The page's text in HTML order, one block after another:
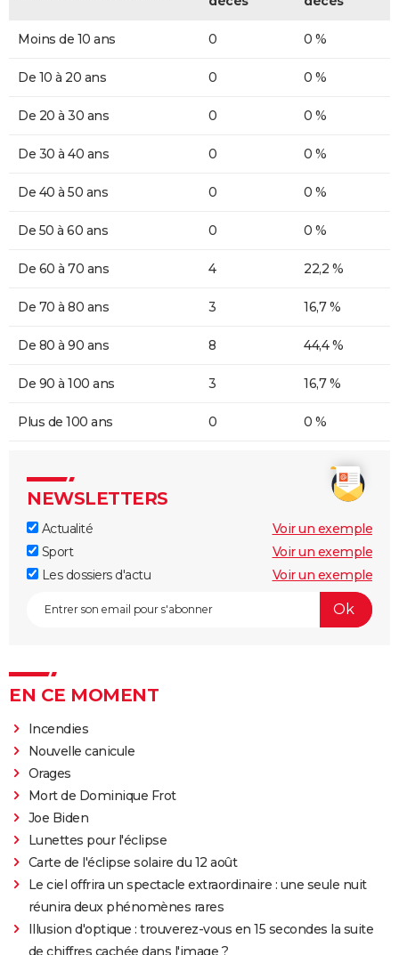
Moins de 10 ans 0 0 %
De 10 à 20 ans 0 0 %
De 20 à 30 ans 0 0 %
De 30 à 40 ans 0 0 %
De 40 à 50 ans 0 0 %
De 50 à 60 ans 0 0 %
De 60 à 70 ans 4 22,2 %
De 70 à 80 ans 3 16,7 %
De 80 à 90 ans 8 44,4 %
De 90 à 100 ans 3 16,7 %
Plus de 100 ans 0 0 %
NEWSLETTERS
Actualité
Voir un exemple
Sport
Voir un exemple
Les dossiers d'actu
Voir un exemple
EN CE MOMENT
Incendies
Nouvelle canicule
Orages
Mort de Dominique Frot
Joe Biden
Lunettes pour l'éclipse
Carte de l'éclipse solaire du 12 août
Le ciel offrira un spectacle extraordinaire : une seule nuit
réunira deux phénomènes rares
Illusion d'optique : trouverez-vous en 15 secondes la suite
de chiffres cachée dans l'image ?